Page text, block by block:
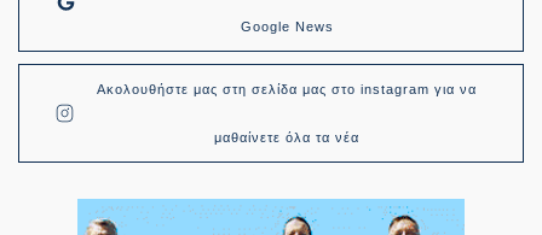
Google News
Ακολουθήστε μας στη σελίδα μας στο instagram για να
μαθαίνετε όλα τα νέα